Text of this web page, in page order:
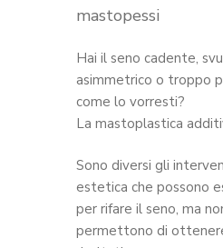
mastopessi
Hai il seno cadente,
asimmetrico o troppo
come lo vorresti?
La mastoplastica
Sono diversi gli
estetica che possono
per rifare il seno, ma
permettono di